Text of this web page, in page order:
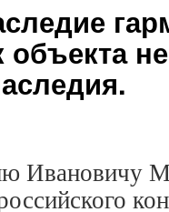
Ивановичу